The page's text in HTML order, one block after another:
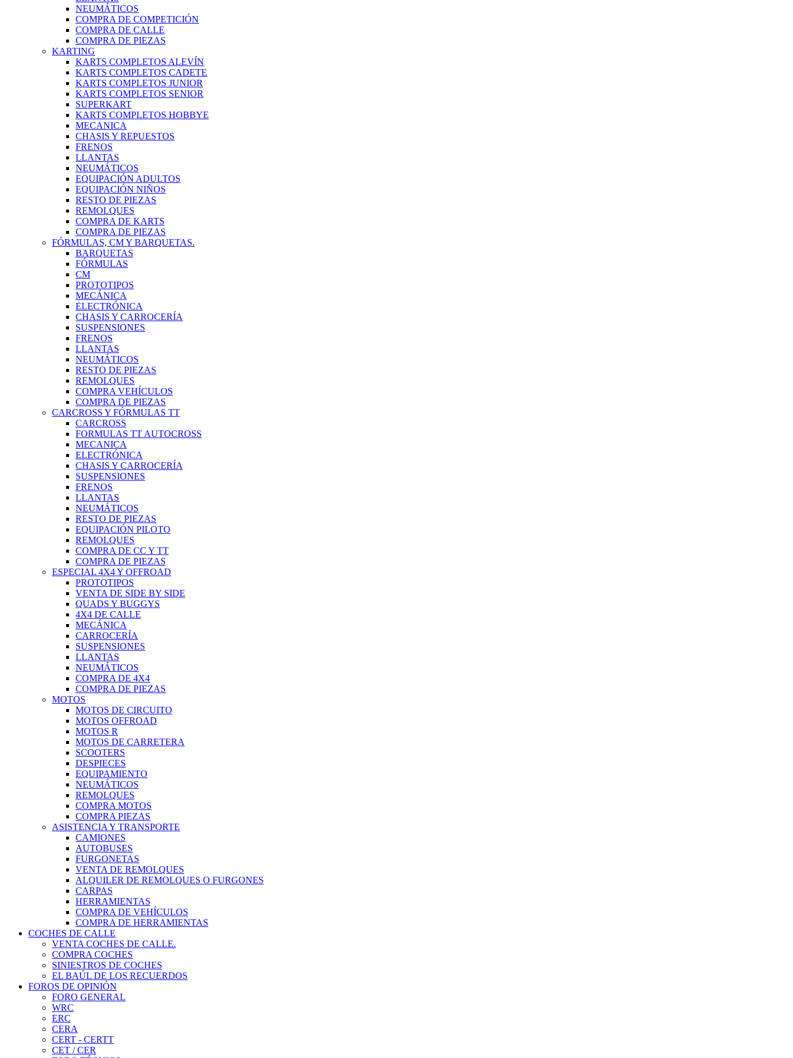
NEUMÁTICOS
COMPRA DE COMPETICIÓN
COMPRA DE CALLE
COMPRA DE PIEZAS
KARTING
KARTS COMPLETOS ALEVÍN
KARTS COMPLETOS CADETE
KARTS COMPLETOS JUNIOR
KARTS COMPLETOS SENIOR
SUPERKART
KARTS COMPLETOS HOBBYE
MECANICA
CHASIS Y REPUESTOS
FRENOS
LLANTAS
NEUMÁTICOS
EQUIPACIÓN ADULTOS
EQUIPACIÓN NIÑOS
RESTO DE PIEZAS
REMOLQUES
COMPRA DE KARTS
COMPRA DE PIEZAS
FÓRMULAS, CM Y BARQUETAS.
BARQUETAS
FÓRMULAS
CM
PROTOTIPOS
MECÁNICA
ELECTRÓNICA
CHASIS Y CARROCERÍA
SUSPENSIONES
FRENOS
LLANTAS
NEUMÁTICOS
RESTO DE PIEZAS
REMOLQUES
COMPRA VEHÍCULOS
COMPRA DE PIEZAS
CARCROSS Y FÓRMULAS TT
CARCROSS
FORMULAS TT AUTOCROSS
MECANICA
ELECTRÓNICA
CHASIS Y CARROCERÍA
SUSPENSIONES
FRENOS
LLANTAS
NEUMÁTICOS
RESTO DE PIEZAS
EQUIPACIÓN PILOTO
REMOLQUES
COMPRA DE CC Y TT
COMPRA DE PIEZAS
ESPECIAL 4X4 Y OFFROAD
PROTOTIPOS
VENTA DE SIDE BY SIDE
QUADS Y BUGGYS
4X4 DE CALLE
MECÁNICA
CARROCERÍA
SUSPENSIONES
LLANTAS
NEUMÁTICOS
COMPRA DE 4X4
COMPRA DE PIEZAS
MOTOS
MOTOS DE CIRCUITO
MOTOS OFFROAD
MOTOS R
MOTOS DE CARRETERA
SCOOTERS
DESPIECES
EQUIPAMIENTO
NEUMÁTICOS
REMOLQUES
COMPRA MOTOS
COMPRA PIEZAS
ASISTENCIA Y TRANSPORTE
CAMIONES
AUTOBUSES
FURGONETAS
VENTA DE REMOLQUES
ALQUILER DE REMOLQUES O FURGONES
CARPAS
HERRAMIENTAS
COMPRA DE VEHÍCULOS
COMPRA DE HERRAMIENTAS
COCHES DE CALLE
VENTA COCHES DE CALLE.
COMPRA COCHES
SINIESTROS DE COCHES
EL BAÚL DE LOS RECUERDOS
FOROS DE OPINIÓN
FORO GENERAL
WRC
ERC
CERA
CERT - CERTT
CET / CER